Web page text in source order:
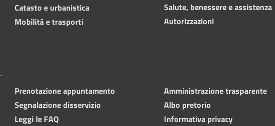
Catasto e urbanistica
Mobilità e trasporti
Salute, benessere e assistenza
Autorizzazioni
Prenotazione appuntamento
Segnalazione disservizio
Leggi le FAQ
Amministrazione trasparente
Albo pretorio
Informativa privacy